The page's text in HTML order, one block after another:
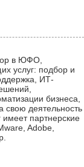
в ЮФО,
услуг: подбор и
ИТ-
бизнеса,
свою деятельность
партнерские
Adobe,